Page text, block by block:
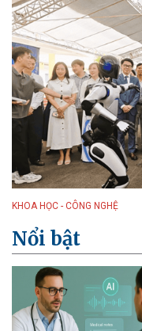
KHOA HỌC - CÔNG NGHỆ
Nổi bật